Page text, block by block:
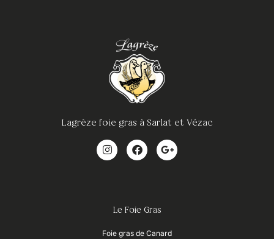
Lagrèze foie gras à Sarlat et Vézac
Le Foie Gras
Foie gras de Canard